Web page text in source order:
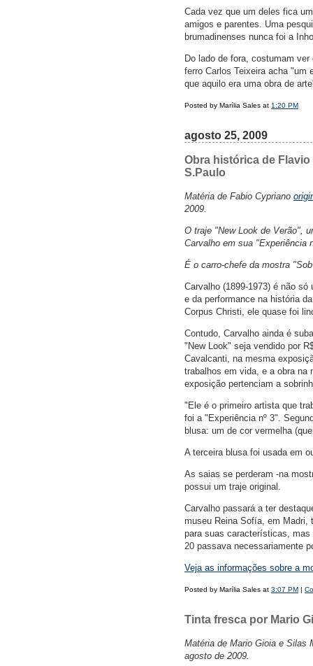
Cada vez que um deles fica
amigos e parentes. Uma
brumadinenses nunca foi a
Do lado de fora, costumam
ferro Carlos Teixeira acha "um
que aquilo era uma obra de
Posted by Marília Sales at 1:20 PM
agosto 25, 2009
Obra histórica de
S.Paulo
Matéria de Fabio Cypriano
2009.
O traje "New Look de Verão",
Carvalho em sua "Experiência
É o carro-chefe da mostra
Carvalho (1899-1973) é não
e da performance na história
Corpus Christi, ele quase foi
Contudo, Carvalho ainda é
"New Look" seja vendido por
Cavalcanti, na mesma
trabalhos em vida, e a obra na
exposição pertenciam a
"Ele é o primeiro artista que
foi a "Experiência nº 3".
blusa: um de cor vermelha
A terceira blusa foi usada em
As saias se perderam -na
possui um traje original.
Carvalho passará a ter
museu Reina Sofía, em Madri,
para suas características,
20 passava necessariamente
Veja as informações sobre a
Posted by Marília Sales at 3:07 PM |
Tinta fresca por Mario
Matéria de Mario Gioia e Silas
agosto de 2009.